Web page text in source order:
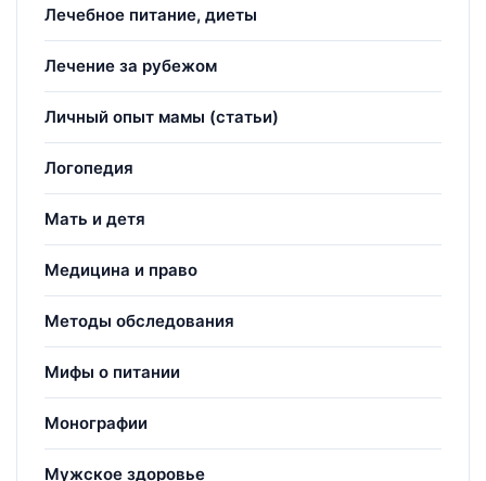
Лечебное питание, диеты
Лечение за рубежом
Личный опыт мамы (статьи)
Логопедия
Мать и детя
Медицина и право
Методы обследования
Мифы о питании
Монографии
Мужское здоровье